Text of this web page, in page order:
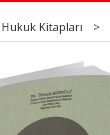
Hukuk Kitapları >